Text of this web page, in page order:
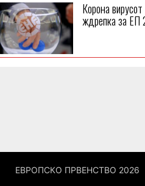
Корона
ждрепка за ЕП
ЕВРОПСКО ПРВЕНСТВО 2026